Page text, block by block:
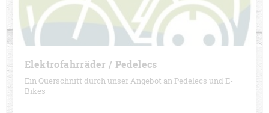
Elektrofahrräder / Pedelecs
Ein Querschnitt durch unser Angebot an Pedelecs und E-
Bikes